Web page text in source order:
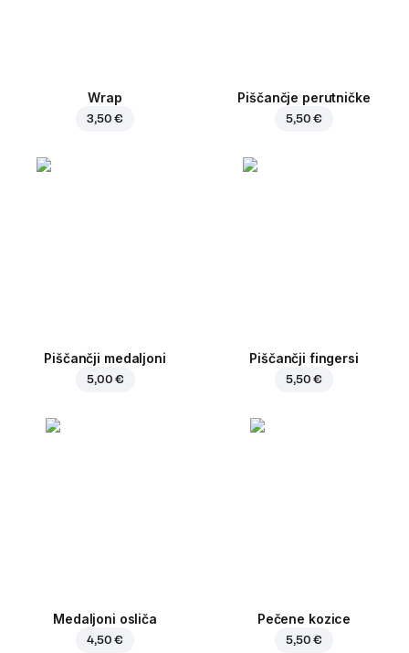
Wrap
3,50 €
Piščančje perutničke
5,50 €
Piščančji medaljoni
5,00 €
Piščančji fingersi
5,50 €
Medaljoni osliča
4,50 €
Pečene kozice
5,50 €